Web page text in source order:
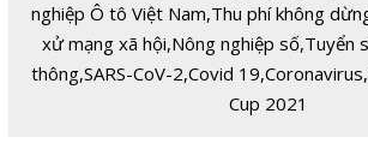
nghiệp Ô tô Việt Nam,Thu phí không
xử mạng xã hội,Nông nghiệp số,Tuyển
thông,SARS-CoV-2,Covid 19,Coronavirus,
Cup 2021